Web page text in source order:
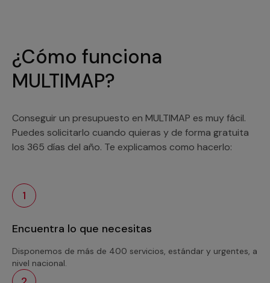
¿Cómo funciona
MULTIMAP?
Conseguir un presupuesto en MULTIMAP es muy fácil.
Puedes solicitarlo cuando quieras y de forma gratuita
los 365 días del año. Te explicamos como hacerlo:
1
Encuentra lo que necesitas
Disponemos de más de 400 servicios, estándar y urgentes, a
nivel nacional.